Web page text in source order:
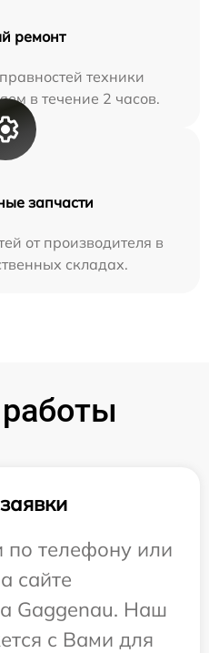
ремонт
техники
в течение 2 часов.
запчасти
от производителя в
складах.
по телефону или
сайте
Gaggenau. Наш
с Вами для